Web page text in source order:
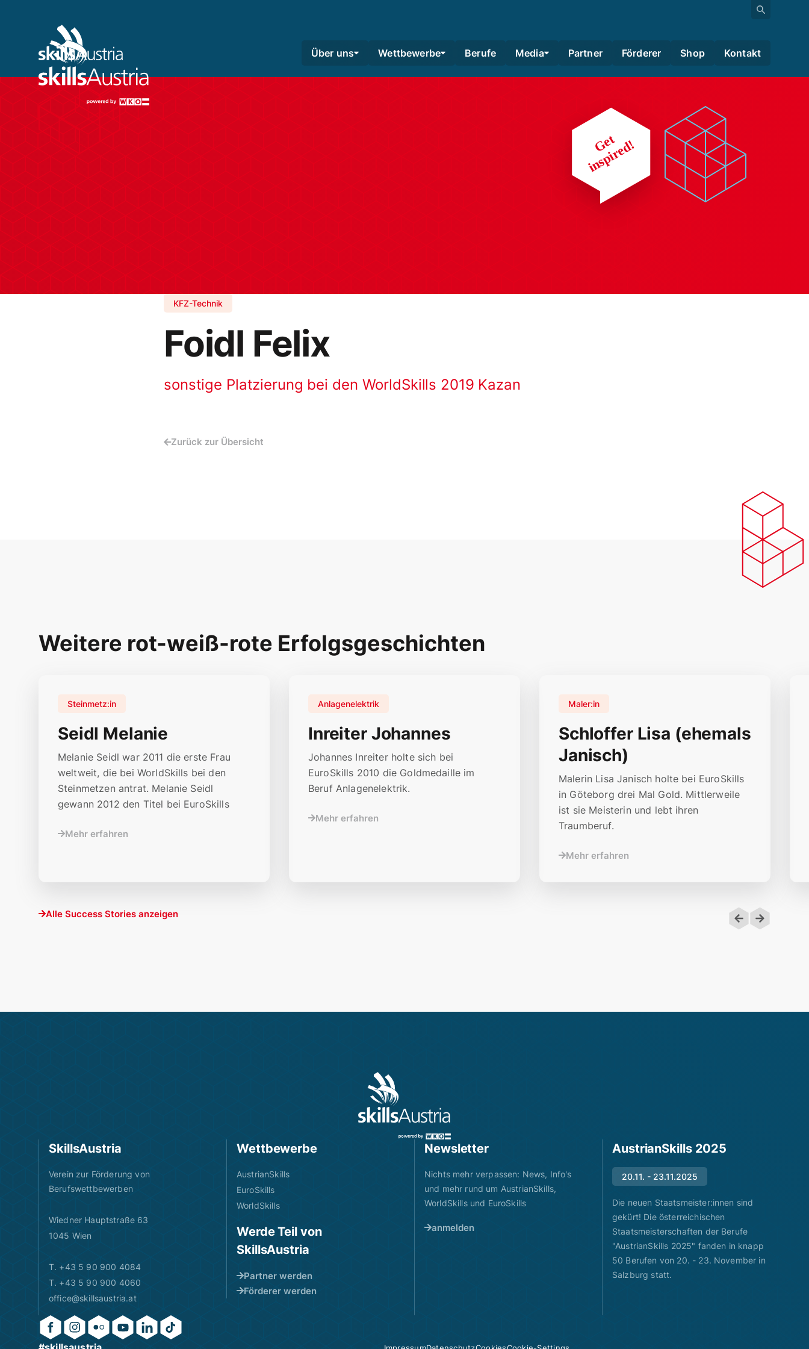
Über uns Wettbewerbe Berufe Media Partner Förderer Shop Kontakt
KFZ-Technik
Foidl Felix
sonstige Platzierung bei den WorldSkills 2019 Kazan
Zurück zur Übersicht
Weitere rot-weiß-rote Erfolgsgeschichten
Seidl Melanie
Steinmetz:in
Melanie Seidl war 2011 die erste Frau
weltweit, die bei WorldSkills bei den
Steinmetzen antrat. Melanie Seidl
gewann 2012 den Titel bei EuroSkills
Mehr erfahren
Inreiter Johannes
Anlagenelektrik
Johannes Inreiter holte sich bei
EuroSkills 2010 die Goldmedaille im
Beruf Anlagenelektrik.
Mehr erfahren
Schloffer Lisa (ehemals
Janisch)
Maler:in
Malerin Lisa Janisch holte bei EuroSkills
in Göteborg drei Mal Gold. Mittlerweile
ist sie Meisterin und lebt ihren
Traumberuf.
Mehr erfahren
Alle Success Stories anzeigen
SkillsAustria
Verein zur Förderung von
Berufswettbewerben
Wiedner Hauptstraße 63
1045 Wien
T. +43 5 90 900 4084
T. +43 5 90 900 4060
office@skillsaustria.at
Wettbewerbe
AustrianSkills
EuroSkills
WorldSkills
Werde Teil von
SkillsAustria
Partner werden
Förderer werden
Newsletter
Nichts mehr verpassen: News, Info's
und mehr rund um AustrianSkills,
WorldSkills und EuroSkills
anmelden
AustrianSkills 2025
20.11. - 23.11.2025
Die neuen Staatsmeister:innen sind
gekürt! Die österreichischen
Staatsmeisterschaften der Berufe
"AustrianSkills 2025" fanden in knapp
50 Berufen von 20. - 23. November in
Salzburg statt.